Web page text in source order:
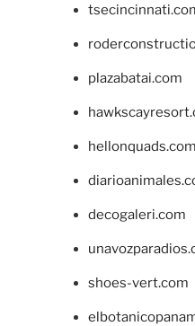
plazabatai.com
hellonquads.com
decogaleri.com
shoes-vert.com